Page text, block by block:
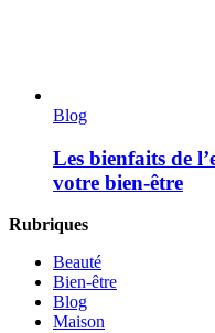
Blog
Les bienfaits de
votre bien-être
Rubriques
Beauté
Bien-être
Blog
Maison